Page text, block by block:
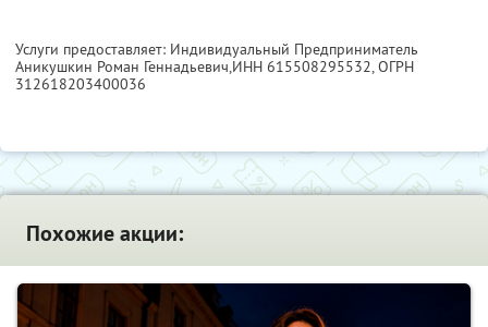
Услуги предоставляет: Индивидуальный Предприниматель
Аникушкин Роман Геннадьевич,ИНН 615508295532, ОГРН
312618203400036
Похожие акции: